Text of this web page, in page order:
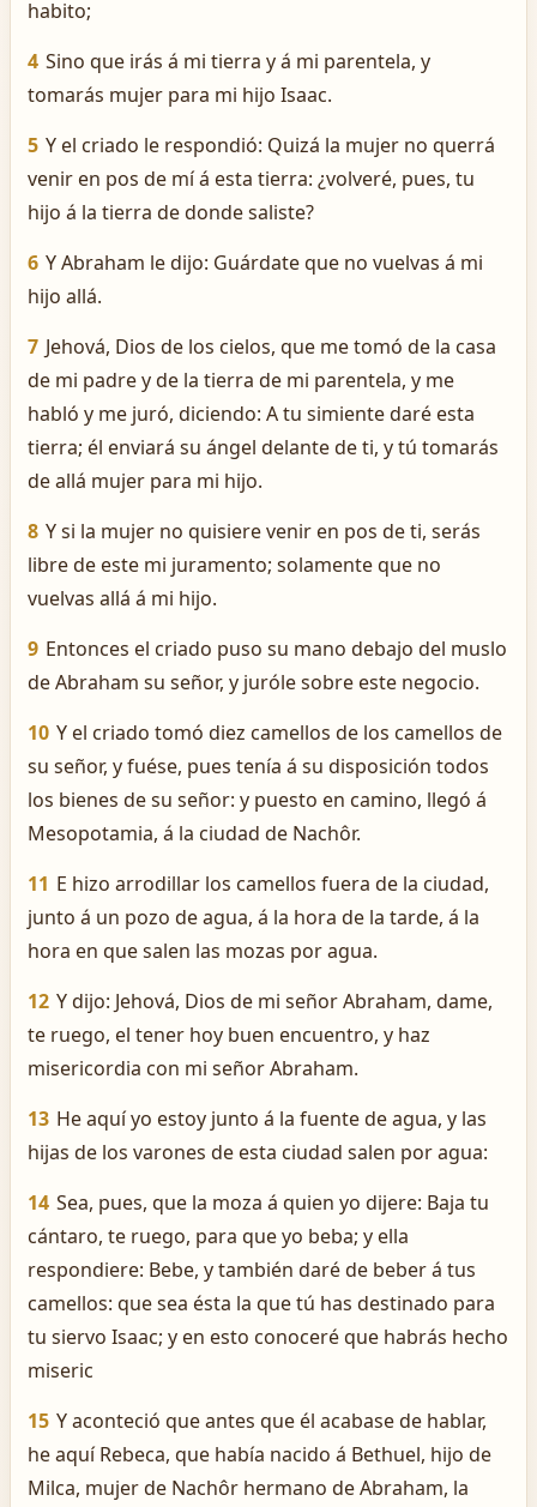
habito;
4 Sino que irás á mi tierra y á mi parentela, y
tomarás mujer para mi hijo Isaac.
5 Y el criado le respondió: Quizá la mujer no querrá
venir en pos de mí á esta tierra: ¿volveré, pues, tu
hijo á la tierra de donde saliste?
6 Y Abraham le dijo: Guárdate que no vuelvas á mi
hijo allá.
7 Jehová, Dios de los cielos, que me tomó de la casa
de mi padre y de la tierra de mi parentela, y me
habló y me juró, diciendo: A tu simiente daré esta
tierra; él enviará su ángel delante de ti, y tú tomarás
de allá mujer para mi hijo.
8 Y si la mujer no quisiere venir en pos de ti, serás
libre de este mi juramento; solamente que no
vuelvas allá á mi hijo.
9 Entonces el criado puso su mano debajo del muslo
de Abraham su señor, y juróle sobre este negocio.
10 Y el criado tomó diez camellos de los camellos de
su señor, y fuése, pues tenía á su disposición todos
los bienes de su señor: y puesto en camino, llegó á
Mesopotamia, á la ciudad de Nachôr.
11 E hizo arrodillar los camellos fuera de la ciudad,
junto á un pozo de agua, á la hora de la tarde, á la
hora en que salen las mozas por agua.
12 Y dijo: Jehová, Dios de mi señor Abraham, dame,
te ruego, el tener hoy buen encuentro, y haz
misericordia con mi señor Abraham.
13 He aquí yo estoy junto á la fuente de agua, y las
hijas de los varones de esta ciudad salen por agua:
14 Sea, pues, que la moza á quien yo dijere: Baja tu
cántaro, te ruego, para que yo beba; y ella
respondiere: Bebe, y también daré de beber á tus
camellos: que sea ésta la que tú has destinado para
tu siervo Isaac; y en esto conoceré que habrás hecho
miseric
15 Y aconteció que antes que él acabase de hablar,
he aquí Rebeca, que había nacido á Bethuel, hijo de
Milca, mujer de Nachôr hermano de Abraham, la